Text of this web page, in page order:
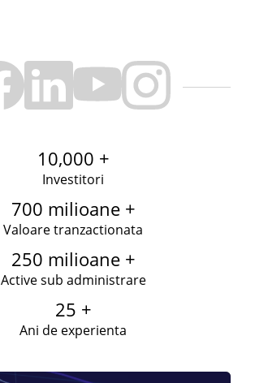
10,000 +
Investitori
700 milioane +
Valoare tranzactionata
250 milioane +
Active sub administrare
25 +
Ani de experienta